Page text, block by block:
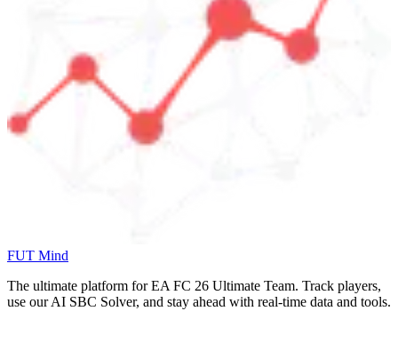
FUT Mind
The ultimate platform for EA FC 26 Ultimate Team. Track players,
use our AI SBC Solver, and stay ahead with real-time data and tools.